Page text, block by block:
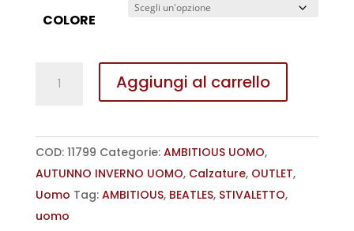
COLORE
ECLIPSE
TOP
SNEAKER
AMBITIOUS
UOMO
quantità
Aggiungi al carrello
COD: 11799 Categorie: AMBITIOUS UOMO,
AUTUNNO INVERNO UOMO, Calzature, OUTLET,
Uomo Tag: AMBITIOUS, BEATLES, STIVALETTO,
uomo